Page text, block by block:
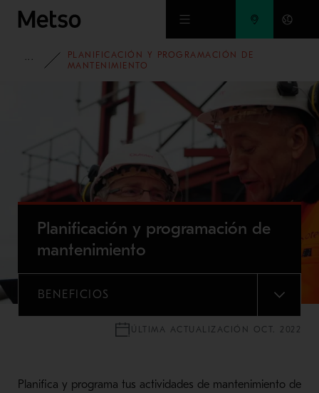
Ir al contenido principal
PORTAFOLIO
PLANIFICACIÓN Y PROGRAMACIÓN DE
MANTENIMIENTO
Planificación y programación de
mantenimiento
BENEFICIOS
MENU
ÚLTIMA ACTUALIZACIÓN OCT. 2022
Planifica y programa tus actividades de mantenimiento de